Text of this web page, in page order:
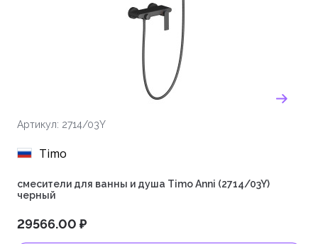
Артикул: 2714/03Y
Timo
смесители для ванны и душа Timo Anni (2714/03Y)
черный
29566.00 ₽